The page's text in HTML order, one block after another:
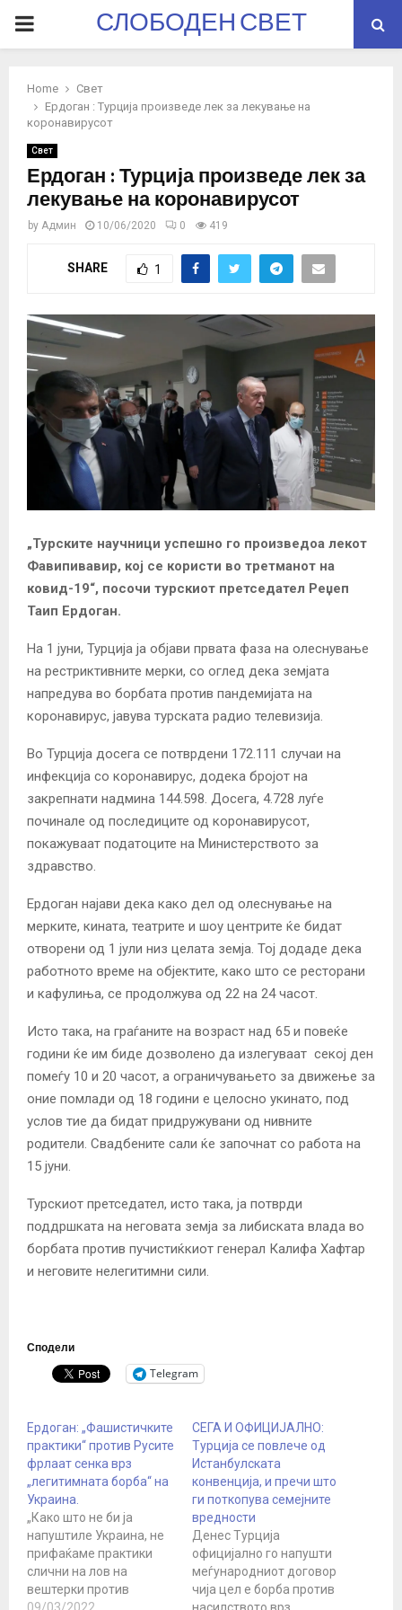
PRIMARYСЛОБОДЕН СВЕТ
Home
Свет
Ердоган : Турција произведе лек за лекување на
коронавирусот
Свет
Ердоган : Турција произведе лек за
лекување на коронавирусот
by Админ 10/06/2020 0 419
SHARE 1
„Турските научници успешно го произведоа лекот
Фавипивавир, кој се користи во третманот на
ковид-19“, посочи турскиот претседател Реџеп
Таип Ердоган.
На 1 јуни, Турција ја објави првата фаза на олеснување
на рестриктивните мерки, со оглед дека земјата
напредува во борбата против пандемијата на
коронавирус, јавува турската радио телевизија.
Во Турција досега се потврдени 172.111 случаи на
инфекција со коронавирус, додека бројот на
закрепнати надмина 144.598. Досега, 4.728 луѓе
починале од последиците од коронавирусот,
покажуваат податоците на Министерството за
здравство.
Ердоган најави дека како дел од олеснување на
мерките, кината, театрите и шоу центрите ќе бидат
отворени од 1 јули низ целата земја. Тој додаде дека
работното време на објектите, како што се ресторани
и кафулиња, се продолжува од 22 на 24 часот.
Исто така, на граѓаните на возраст над 65 и повеќе
години ќе им биде дозволено да излегуваат секој ден
помеѓу 10 и 20 часот, а ограничувањето за движење за
оние помлади од 18 години е целосно укинато, под
услов тие да бидат придружувани од нивните
родители. Свадбените сали ќе започнат со работа на
15 јуни.
Турскиот претседател, исто така, ја потврди
поддршката на неговата земја за либиската влада во
борбата против пучистиќкиот генерал Калифа Хафтар
и неговите нелегитимни сили.
Сподели
Telegram
Ердоган: „Фашистичките
практики“ против Русите
фрлаат сенка врз
„легитимната борба“ на
Украина.
„Како што не би ја
напуштиле Украина, не
прифаќаме практики
слични на лов на
вештерки против
рускиот народ,
09/03/2022
СЕГА И ОФИЦИЈАЛНО:
Турција се повлече од
Истанбулската
конвенција, и пречи што
ги поткопува семејните
вредности
Денес Турција
официјално го напушти
меѓународниот договор
чија цел е борба против
насилството врз